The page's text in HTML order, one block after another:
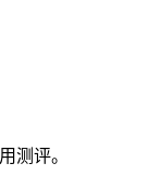
测评。